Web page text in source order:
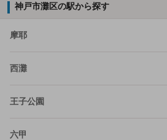
神戸市灘区の駅から探す
摩耶
西灘
王子公園
六甲